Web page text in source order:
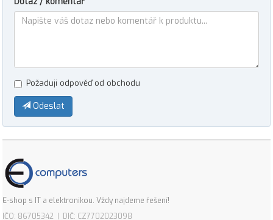
Požaduji odpověď od obchodu
Odeslat
E-shop s IT a elektronikou. Vždy najdeme řešení!
IČO: 86705342 | DIČ: CZ7702023098